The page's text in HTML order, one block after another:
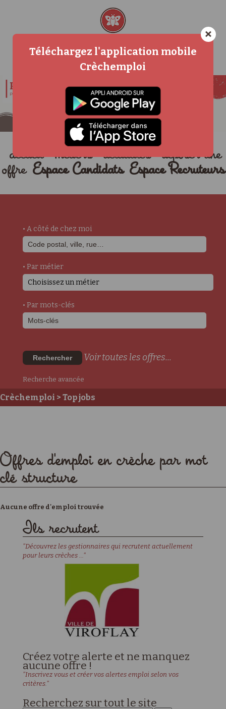
accueil métiers actualités
déposer une
offre Espace Candidats Espace Recruteurs
• A côté de chez moi
• Par métier
Choisissez un métier
• Par mots-clés
Rechercher Voir toutes les offres...
Recherche avancée
Crèchemploi > Top jobs
Offres d'emploi en crèche par mot
clé structure
Aucune offre d'emploi trouvée
Ils recrutent
"Découvrez les gestionnaires qui recrutent actuellement
pour leurs crèches ..."
Créez votre alerte et ne manquez
aucune offre !
"Inscrivez vous et créer vos alertes emploi selon vos
critères."
Recherchez sur tout le site
×
Téléchargez l'application mobile
Crèchemploi